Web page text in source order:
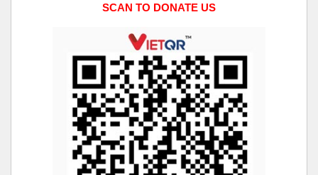
SCAN TO DONATE US